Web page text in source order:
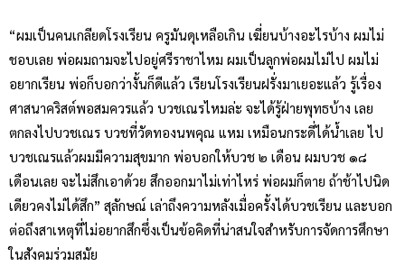
“ผมเป็นคนเกลียดโรงเรียน ครูมันดุเหลือเกิน เฆี่ยนบ้างอะไรบ้าง ผมไม่
ชอบเลย พ่อผมถามจะไปอยู่ศรีราชาไหม ผมเป็นลูกพ่อผมไม่ไป ผมไม่
อยากเรียน พ่อก็บอกว่างั้นก็ดีแล้ว เรียนโรงเรียนฝรั่งมาเยอะแล้ว รู้เรื่อง
ศาสนาคริสต์พอสมควรแล้ว บวชเณรไหมล่ะ จะได้รู้ฝ่ายพุทธบ้าง เลย
ตกลงไปบวชเณร บวชที่วัดทองนพคุณ แหม เหมือนกระดี่ได้น้ำเลย ไป
บวชเณรแล้วผมมีความสุขมาก พ่อบอกให้บวช ๒ เดือน ผมบวช ๑๘
เดือนเลย จะไม่สึกเอาด้วย สึกออกมาไม่เท่าไหร่ พ่อผมก็ตาย ถ้าช้าไปนิด
เดียวคงไม่ได้สึก” สุลักษณ์ เล่าถึงความหลังเมื่อครั้งได้บวชเรียน และบอก
ต่อถึงสาเหตุที่ไม่อยากสึกซึ่งเป็นข้อคิดที่น่าสนใจสำหรับการจัดการศึกษา
ในสังคมร่วมสมัย